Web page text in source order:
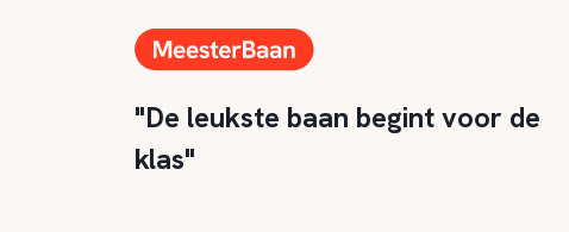
"De leukste baan begint voor de
klas"